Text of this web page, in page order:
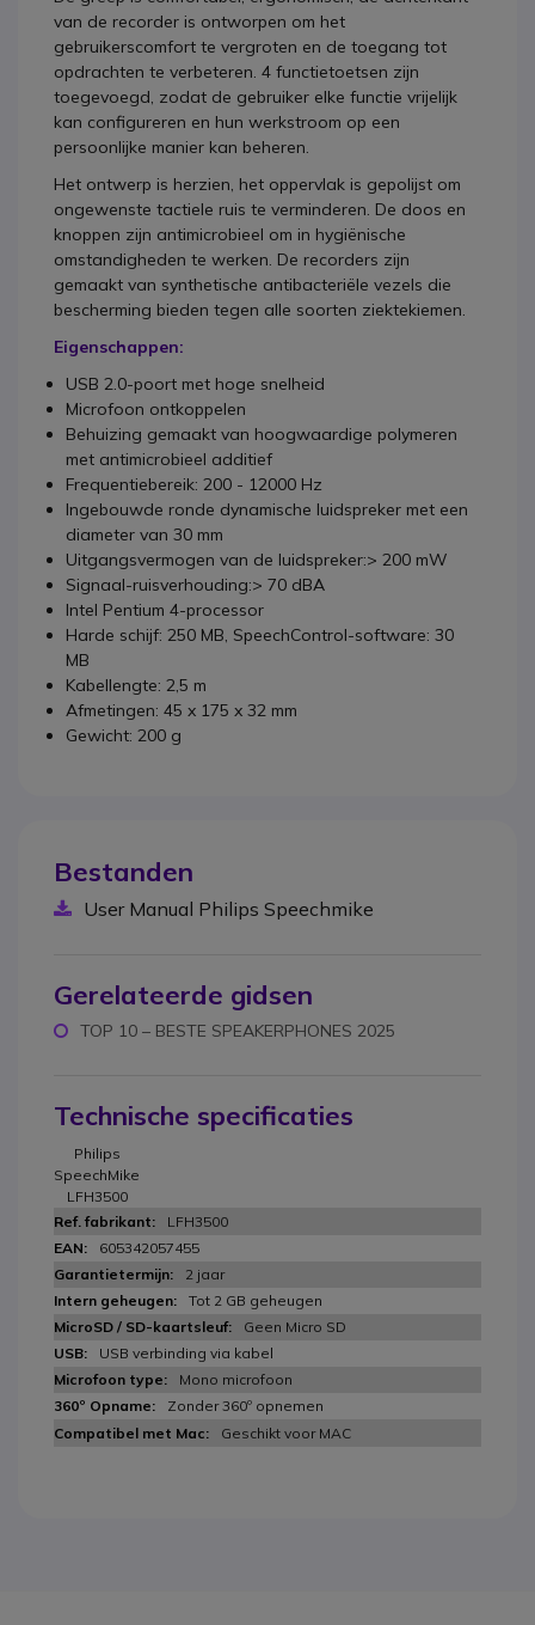
van de recorder is ontworpen om het
gebruikerscomfort te vergroten en de toegang tot
opdrachten te verbeteren. 4 functietoetsen zijn
toegevoegd, zodat de gebruiker elke functie vrijelijk
kan configureren en hun werkstroom op een
persoonlijke manier kan beheren.
Het ontwerp is herzien, het oppervlak is gepolijst om
ongewenste tactiele ruis te verminderen. De doos en
knoppen zijn antimicrobieel om in hygiënische
omstandigheden te werken. De recorders zijn
gemaakt van synthetische antibacteriële vezels die
bescherming bieden tegen alle soorten ziektekiemen.
Eigenschappen:
USB 2.0-poort met hoge snelheid
Microfoon ontkoppelen
Behuizing gemaakt van hoogwaardige polymeren
met antimicrobieel additief
Frequentiebereik: 200 - 12000 Hz
Ingebouwde ronde dynamische luidspreker met een
diameter van 30 mm
Uitgangsvermogen van de luidspreker:> 200 mW
Signaal-ruisverhouding:> 70 dBA
Intel Pentium 4-processor
Harde schijf: 250 MB, SpeechControl-software: 30
MB
Kabellengte: 2,5 m
Afmetingen: 45 x 175 x 32 mm
Gewicht: 200 g
Bestanden
User Manual Philips Speechmike
Gerelateerde gidsen
TOP 10 – BESTE SPEAKERPHONES 2025
Technische specificaties
Philips
SpeechMike
LFH3500
LFH3500
605342057455
2 jaar
Tot 2 GB geheugen
Geen Micro SD
USB verbinding via kabel
Mono microfoon
Zonder 360º opnemen
Geschikt voor MAC